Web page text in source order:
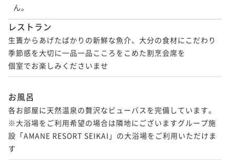
レストラン
生簀からあげたばかりの新鮮な魚介、大分の食材にこだわり
季節感を大切に一品一品こころをこめた割烹会席を
個室でお楽しみくださいませ
お風呂
各お部屋に天然温泉の贅沢なビューバスを完備しています。
※大浴場をご利用希望の場合は隣地にございますグループ施
設「AMANE RESORT SEIKAI」の大浴場をご利用いただけま
す